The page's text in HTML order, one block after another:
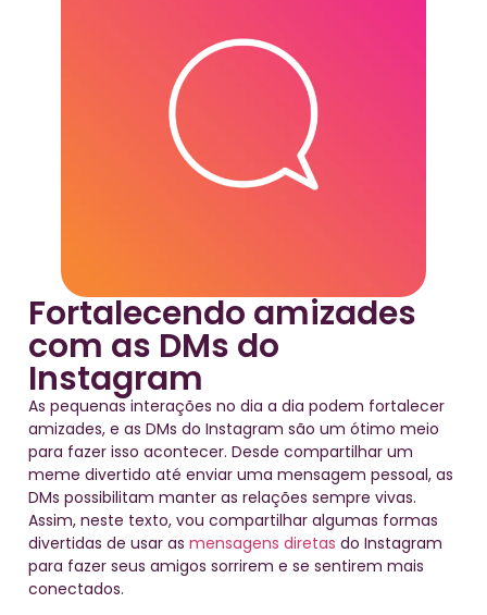
Fortalecendo amizades
com as DMs do
Instagram
As pequenas interações no dia a dia podem fortalecer
amizades, e as DMs do Instagram são um ótimo meio
para fazer isso acontecer. Desde compartilhar um
meme divertido até enviar uma mensagem pessoal, as
DMs possibilitam manter as relações sempre vivas.
Assim, neste texto, vou compartilhar algumas formas
divertidas de usar as mensagens diretas do Instagram
para fazer seus amigos sorrirem e se sentirem mais
conectados.